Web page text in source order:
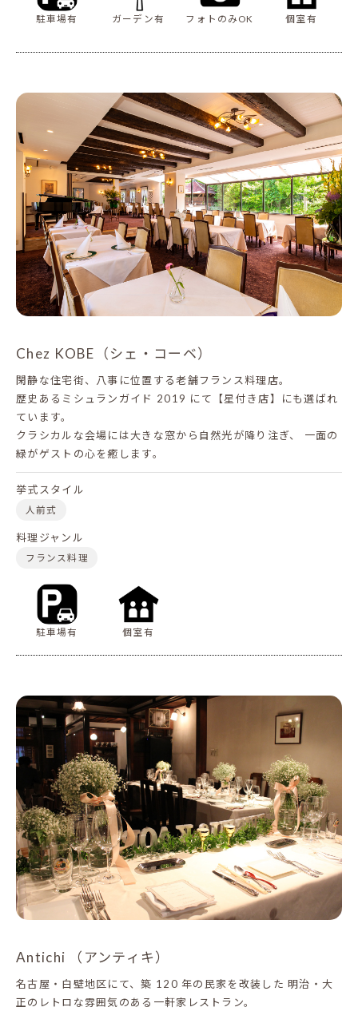
駐車場有 ガーデン有 フォトのみOK 個室有
Chez KOBE（シェ・コーベ）
閑静な住宅街、八事に位置する老舗フランス料理店。
歴史あるミシュランガイド 2019 にて【星付き店】にも選ばれ
ています。
クラシカルな会場には大きな窓から自然光が降り注ぎ、
一面の
緑がゲストの心を癒します。
挙式スタイル
人前式
料理ジャンル
フランス料理
駐車場有 個室有
Antichi （アンティキ）
名古屋・白壁地区にて、築 120 年の民家を改装した 明治・大
正のレトロな雰囲気のある一軒家レストラン。